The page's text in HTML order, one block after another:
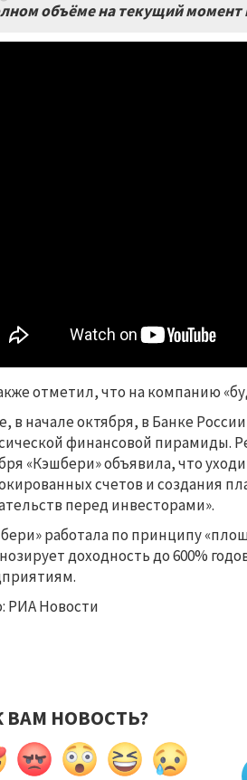
объёме на текущий момент
отметил, что на компанию
в начале октября, в Банке
финансовой пирамиды.
«Кэшбери» объявила, что
счетов и создания
перед инвесторами».
работала по принципу
доходность до 600%
РИА Новости
ВАМ НОВОСТЬ?